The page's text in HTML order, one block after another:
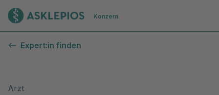
Zur Startseite
Konzern
Expert:in finden
Arzt